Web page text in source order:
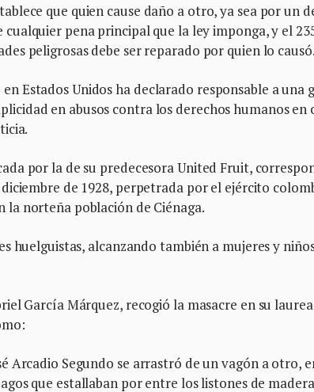
que quien cause daño a otro, ya sea por un
pena principal que la ley imponga, y el
peligrosas debe ser reparado por quien lo causó.
Estados Unidos ha declarado responsable a una
en abusos contra los derechos humanos en
por la de su predecesora United Fruit,
diciembre de 1928, perpetrada por el ejército
la norteña población de Ciénaga.
huelguistas, alcanzando también a mujeres y
García Márquez, recogió la masacre en su
Arcadio Segundo se arrastró de un vagón a otro,
que estallaban por entre los listones de